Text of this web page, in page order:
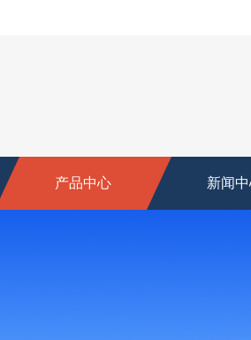
产品中心 新闻